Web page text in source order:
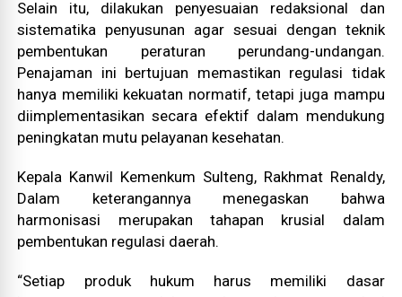
Selain itu, dilakukan penyesuaian redaksional dan
sistematika penyusunan agar sesuai dengan teknik
pembentukan peraturan perundang-undangan.
Penajaman ini bertujuan memastikan regulasi tidak
hanya memiliki kekuatan normatif, tetapi juga mampu
diimplementasikan secara efektif dalam mendukung
peningkatan mutu pelayanan kesehatan.
Kepala Kanwil Kemenkum Sulteng, Rakhmat Renaldy,
Dalam keterangannya menegaskan bahwa
harmonisasi merupakan tahapan krusial dalam
pembentukan regulasi daerah.
“Setiap produk hukum harus memiliki dasar